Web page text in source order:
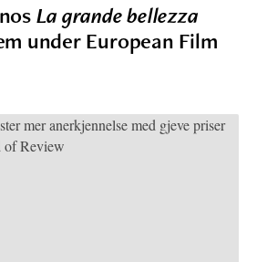
La grande bellezza
under European Film